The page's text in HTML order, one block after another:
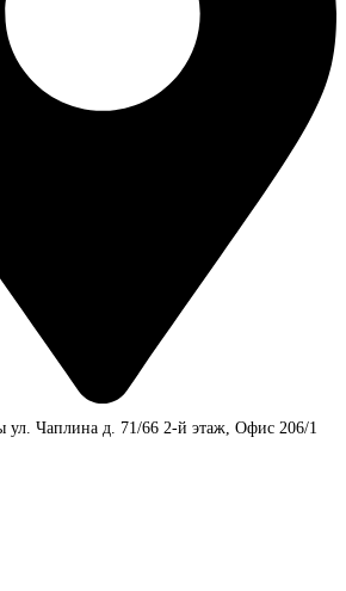
ул. Чаплина д. 71/66 2-й этаж, Офис 206/1